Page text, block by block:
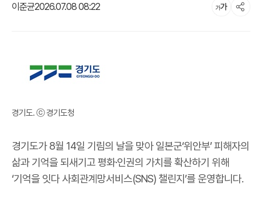
이준균2026.07.08 08:22
경기도. ⓒ 경기도청
경기도가 8월 14일 기림의 날을 맞아 일본군‘위안부’ 피해자의
삶과 기억을 되새기고 평화·인권의 가치를 확산하기 위해
‘기억을 잇다 사회관계망서비스(SNS) 챌린지’를 운영합니다.